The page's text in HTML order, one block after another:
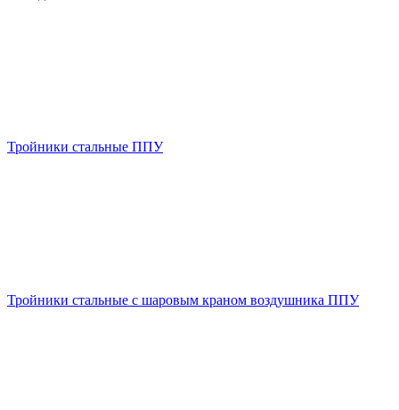
Тройники стальные ППУ
Тройники стальные с шаровым краном воздушника ППУ